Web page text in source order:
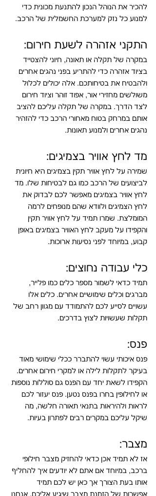
להכיר את הנוהל הנכון להתנעת מכונית כדי
למנוע כל נזק למערכת החשמלית של הרכב.
התקני אזהרה לשעת חירום:
במקרה של תקלה או תאונה, חיוני להצטייד
בציוד אזהרה כדי להתריע בפני נהגים אחרים
ולהבטיח את בטיחותכם. אלה יכולים לכלול
משולשים מחזירי אור, אפוד זוהר וציוד חירום
לצד הדרך. במקרה של תקלה עליכם להציב
אותם במרחק בטוח מאחורי הרכב כדי להזהיר
נהגים אחרים ולמנוע תאונות.
מד לחץ אוויר בצמיגים:
שמירה על לחץ אוויר תקין בצמיגים היא חיונית
לביצועים של הרכב כמו גם לבטיחות שלו. מד
לחץ אוויר בצמיגים מאפשר לכם לבדוק את
לחץ הצמיגים ולוודא שהם מנופחים לרמה
המומלצת. שמרו תמיד על לחץ אוויר תקין
והקפידו על מעקב לחץ האוויר בצמיגים באופן
קבוע, במיוחד לפני נסיעות ארוכות.
כלי עבודה נחוצים:
תמיד כדאי לשמור מספר כלים כמו פלייר,
מברגים וכלים שימושיים אחרים. כלים אלו
עשויים לסייע לכם להתמודד עם מגוון רחב של
תקלות שעשויות לצוץ בדרכים.
פנס:
פנס איכותי עשוי להתברר ככלי שימושי מאוד
בעיקר לתקלות לילה או למקרי חירום אחרים.
הקפידו לשאת יחד עם הפנס גם סוללות נוספות
או לחילופין בחרו בפנס נטען. פנס יעזור לכם
לראות ולהיראות בתנאי תאורה חלשה, מה
שיקל עליכם במקרים רבים לפתרון בעיות.
מצבר:
אז לא תמיד אכן כדאי להחזיק מצבר חילופי
ברכב, במיוחד אם אתם לא יודעים איך להחליף
אותו בעת הצורך אך כאן יש לכם תמיד
אפשרות של הזמנת מצבר שיגיע אליכם. אנחנו